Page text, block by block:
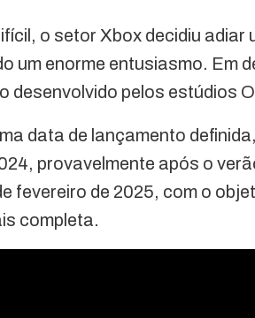
o setor Xbox decidiu adiar
um enorme entusiasmo. Em
desenvolvido pelos estúdios
data de lançamento
provavelmente após o
fevereiro de 2025, com o
completa.